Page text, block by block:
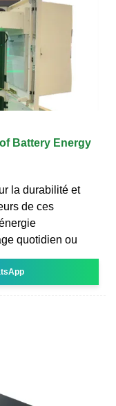
Battery Energy
la durabilité et
de ces
quotidien ou